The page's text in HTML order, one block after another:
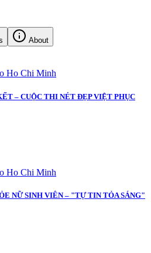
About
Ho Chi Minh
– CUỘC THI NÉT ĐẸP VIỆT PHỤC
Ho Chi Minh
NỮ SINH VIÊN – "TỰ TIN TỎA SÁNG"